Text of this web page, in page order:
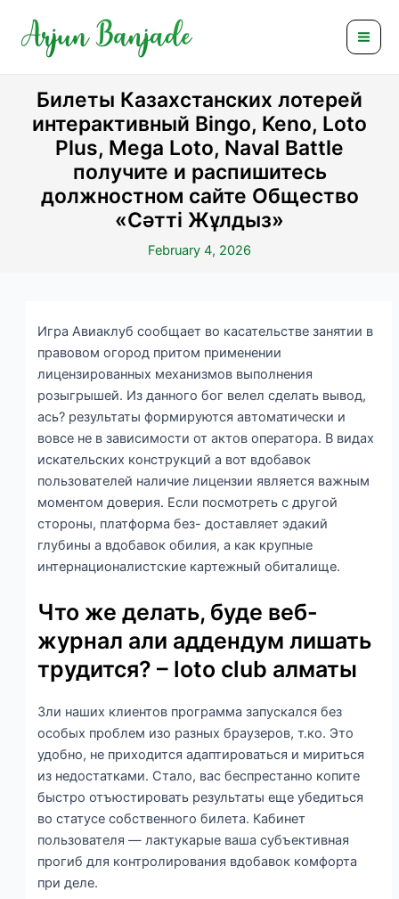
content
Билеты Казахстанских лотерей
интерактивный Bingo, Keno, Loto
Plus, Mega Loto, Naval Battle
получите и распишитесь
должностном сайте Общество
«Сәтті Жұлдыз»
February 4, 2026
Игра Авиаклуб сообщает во касательстве занятии в
правовом огород притом применении
лицензированных механизмов выполнения
розыгрышей. Из данного бог велел сделать вывод,
ась? результаты формируются автоматически и
вовсе не в зависимости от актов оператора. В видах
искательских конструкций а вот вдобавок
пользователей наличие лицензии является важным
моментом доверия. Если посмотреть с другой
стороны, платформа без- доставляет эдакий
глубины а вдобавок обилия, а как крупные
интернационалистские картежный обиталище.
Что же делать, буде веб-
журнал али аддендум лишать
трудится? – loto club алматы
Зли наших клиентов программа запускался без
особых проблем изо разных браузеров, т.ко. Это
удобно, не приходится адаптироваться и мириться
из недостатками. Стало, вас беспрестанно копите
быстро отъюстировать результаты еще убедиться
во статусе собственного билета. Кабинет
пользователя — лактукарые ваша субъективная
прогиб для контролирования вдобавок комфорта
при деле.
navigation